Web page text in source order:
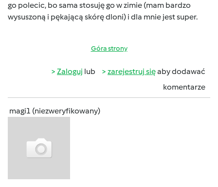
go polecic, bo sama stosuję go w zimie (mam bardzo
wysuszoną i pękającą skórę dloni) i dla mnie jest super.
Góra strony
Zaloguj lub zarejestruj sięaby dodawać
komentarze
magi1 (niezweryfikowany)